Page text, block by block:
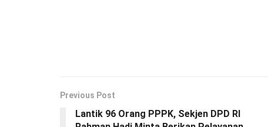
Previous Post
Lantik 96 Orang PPPK, Sekjen DPD RI